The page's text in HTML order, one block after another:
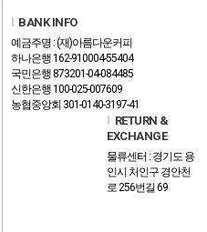
BANK INFO
예금주명 : (재)아름다운커피
하나은행 162-910004-55404
국민은행 873201-04-084485
신한은행 100-025-007609
농협중앙회 301-0140-3197-41
RETURN &
EXCHANGE
물류센터 : 경기도 용
인시 처인구 경안천
로 256번길 69